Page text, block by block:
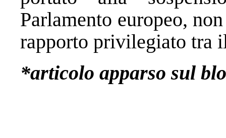
Parlamento europeo,
rapporto privilegiato tra
*articolo apparso sul